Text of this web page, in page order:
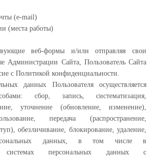
(e-mail)
(места работы)
веб-формы и/или отправляя свои
Администрации Сайта, Пользователь Сайта
с Политикой конфиденциальности.
данных Пользователя осуществляется
сбор, запись, систематизация,
уточнение (обновление, изменение),
передача (распространение,
обезличивание, блокирование, удаление,
данных, в том числе в
системах персональных данных с